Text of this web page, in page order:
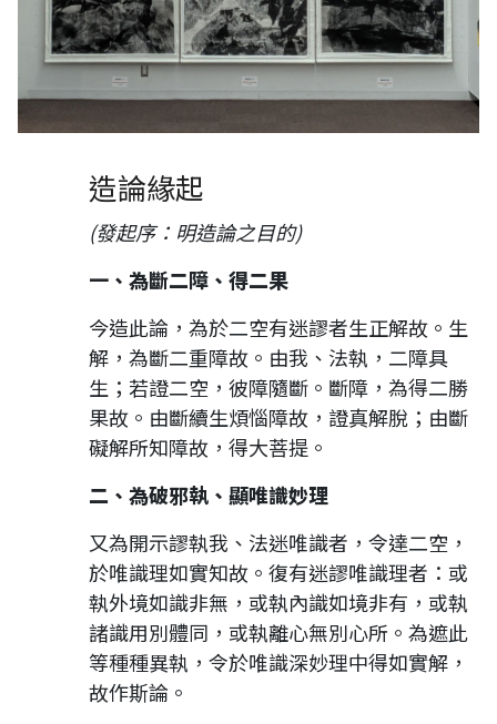
造論緣起
(發起序：明造論之目的)
一、為斷二障、得二果
今造此論，為於二空有迷謬者生正解故。生
解，為斷二重障故。由我、法執，二障具
生；若證二空，彼障隨斷。斷障，為得二勝
果故。由斷續生煩惱障故，證真解脫；由斷
礙解所知障故，得大菩提。
二、為破邪執、顯唯識妙理
又為開示謬執我、法迷唯識者，令達二空，
於唯識理如實知故。復有迷謬唯識理者：或
執外境如識非無，或執內識如境非有，或執
諸識用別體同，或執離心無別心所。為遮此
等種種異執，令於唯識深妙理中得如實解，
故作斯論。